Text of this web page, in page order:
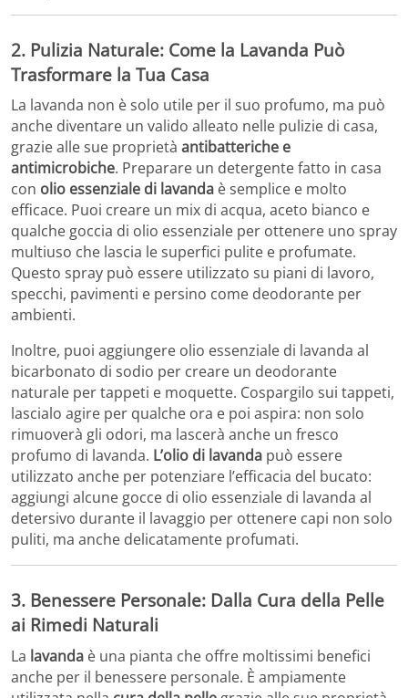
2. Pulizia Naturale: Come la Lavanda Può
Trasformare la Tua Casa
La lavanda non è solo utile per il suo profumo, ma può
anche diventare un valido alleato nelle pulizie di casa,
grazie alle sue proprietà antibatteriche e
antimicrobiche. Preparare un detergente fatto in casa
con olio essenziale di lavanda è semplice e molto
efficace. Puoi creare un mix di acqua, aceto bianco e
qualche goccia di olio essenziale per ottenere uno spray
multiuso che lascia le superfici pulite e profumate.
Questo spray può essere utilizzato su piani di lavoro,
specchi, pavimenti e persino come deodorante per
ambienti.
Inoltre, puoi aggiungere olio essenziale di lavanda al
bicarbonato di sodio per creare un deodorante
naturale per tappeti e moquette. Cospargilo sui tappeti,
lascialo agire per qualche ora e poi aspira: non solo
rimuoverà gli odori, ma lascerà anche un fresco
profumo di lavanda. L’olio di lavanda può essere
utilizzato anche per potenziare l’efficacia del bucato:
aggiungi alcune gocce di olio essenziale di lavanda al
detersivo durante il lavaggio per ottenere capi non solo
puliti, ma anche delicatamente profumati.
3. Benessere Personale: Dalla Cura della Pelle
ai Rimedi Naturali
La lavanda è una pianta che offre moltissimi benefici
anche per il benessere personale. È ampiamente